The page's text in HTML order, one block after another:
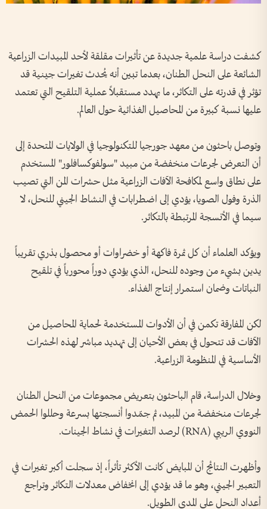
كشفت دراسة علمية جديدة عن تأثيرات مقلقة لأحد المبيدات الزراعية
الشائعة على النحل الطنان، بعدما تبين أنه يُحدث تغيرات جينية قد
تؤثر في قدرته على التكاثر، ما يهدد مستقبلاً عملية التلقيح التي تعتمد
عليها نسبة كبيرة من المحاصيل الغذائية حول العالم.
وتوصل باحثون من معهد جورجيا للتكنولوجيا في الولايات المتحدة إلى
أن التعرض لجرعات منخفضة من مبيد "سولفوكسافلور" المستخدم
على نطاق واسع لمكافحة الآفات الزراعية مثل حشرات المن التي تصيب
الذرة وفول الصويا، يؤدي إلى اضطرابات في النشاط الجيني للنحل، لا
سيما في الأنسجة المرتبطة بالتكاثر.
ويؤكد العلماء أن كل ثمرة فاكهة أو خضراوات أو محصول بذري تقريباً
يدين بشيء من وجوده للنحل، الذي يؤدي دوراً محورياً في تلقيح
النباتات وضمان استمرار إنتاج الغذاء.
لكن المفارقة تكمن في أن الأدوات المستخدمة لحماية المحاصيل من
الآفات قد تتحول في بعض الأحيان إلى تهديد مباشر لهذه الحشرات
الأساسية في المنظومة الزراعية.
وخلال الدراسة، قام الباحثون بتعريض مجموعات من النحل الطنان
لجرعات منخفضة من المبيد، ثم جمّدوا أنسجتها بسرعة وحللوا الحمض
النووي الريبي (RNA) لرصد التغيرات في نشاط الجينات.
وأظهرت النتائج أن المبايض كانت الأكثر تأثراً، إذ سجلت أكبر تغيرات في
التعبير الجيني، وهو ما قد يؤدي إلى انخفاض معدلات التكاثر وتراجع
أعداد النحل على المدى الطويل.